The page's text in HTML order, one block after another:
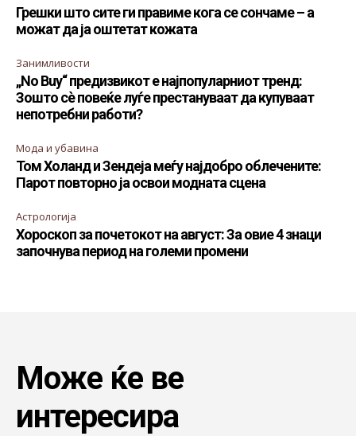
Грешки што сите ги правиме кога се сончаме – а
можат да ја оштетат кожата
Занимливости
„No Buy“ предизвикот е најпопуларниот тренд:
Зошто сè повеќе луѓе престануваат да купуваат
непотребни работи?
Мода и убавина
Том Холанд и Зендеја меѓу најдобро облечените:
Парот повторно ја освои модната сцена
Астрологија
Хороскоп за почетокот на август: За овие 4 знаци
започнува период на големи промени
Може ќе ве
интересира